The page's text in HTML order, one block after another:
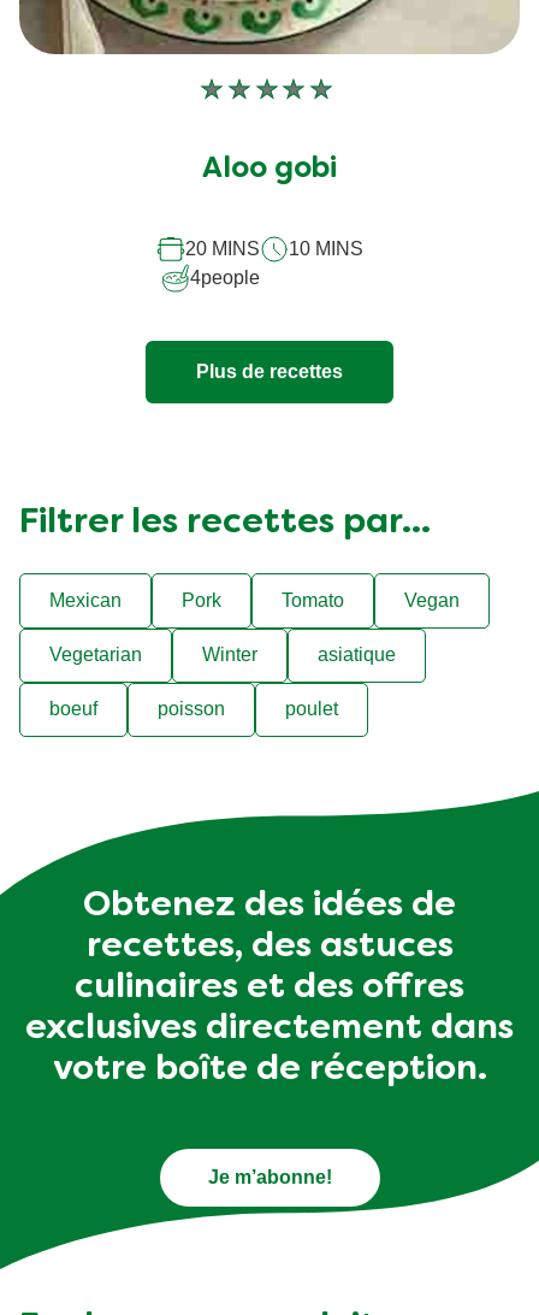
Aucune
soumise
recipe
Aloo gobi
20 MINS
10 MINS
4people
Plus de recettes
Filtrer les recettes par...
Mexican Pork Tomato Vegan
Vegetarian Winter asiatique
boeuf poisson poulet
Obtenez des idées de
recettes, des astuces
culinaires et des offres
exclusives directement dans
votre boîte de réception.
Je m’abonne!